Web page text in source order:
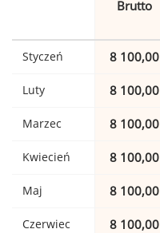
Brutto
Styczeń 8 100,00
Luty 8 100,00
Marzec 8 100,00
Kwiecień 8 100,00
Maj 8 100,00
Czerwiec 8 100,00